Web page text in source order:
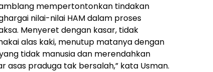
mempertontonkan tindakan
nilai-nilai HAM dalam proses
Menyeret dengan kasar, tidak
alas kaki, menutup matanya dengan
tidak manusia dan merendahkan
asas praduga tak bersalah,” kata Usman.